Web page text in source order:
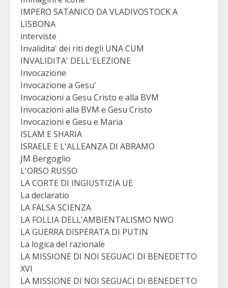
IMPERO SATANICO DA VLADIVOSTOCK A
LISBONA
interviste
Invalidita' dei riti degli UNA CUM
INVALIDITA' DELL'ELEZIONE
Invocazione
Invocazione a Gesu'
Invocazioni a Gesu Cristo e alla BVM
Invocazioni alla BVM e Gesu Cristo
Invocazioni e Gesu e Maria
ISLAM E SHARIA
ISRAELE E L'ALLEANZA DI ABRAMO
JM Bergoglio
L'ORSO RUSSO
LA CORTE DI INGIUSTIZIA UE
La declaratio
LA FALSA SCIENZA
LA FOLLIA DELL'AMBIENTALISMO NWO
LA GUERRA DISPERATA DI PUTIN
La logica del razionale
LA MISSIONE DI NOI SEGUACI DI BENEDETTO
XVI
LA MISSIONE DI NOI SEGUACI DI BENEDETTO